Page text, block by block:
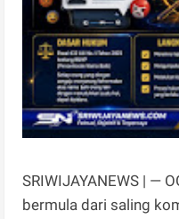
SRIWIJAYANEWS | —
bermula dari saling